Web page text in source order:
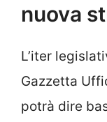
nuova
L’iter
Gazzetta
potrà dire